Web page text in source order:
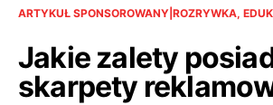
ARTYKUŁ SPONSOROWANY|ROZRYWKA,
Jakie zalety
skarpety